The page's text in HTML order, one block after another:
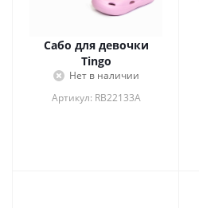
Сабо для девочки
Tingo
Нет в наличии
Артикул: RB22133A